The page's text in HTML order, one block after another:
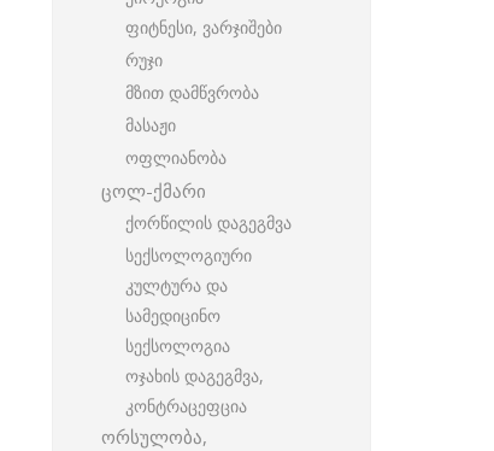
ფიტნესი, ვარჯიშები
რუჯი
მზით დამწვრობა
მასაჟი
ოფლიანობა
ცოლ-ქმარი
ქორწილის დაგეგმვა
სექსოლოგიური
კულტურა და
სამედიცინო
სექსოლოგია
ოჯახის დაგეგმვა,
კონტრაცეფცია
ორსულობა,